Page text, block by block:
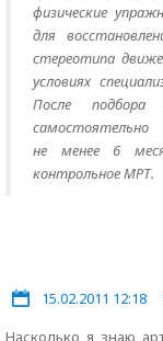
физические
для
стереотипа
условиях
После подбора
самостоятельно
не менее 6
контрольное МРТ.
15.02.2011 12:18
Насколько я знаю